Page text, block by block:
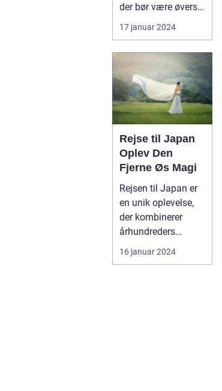
der bør være øverst
på listen for enhver
rejsende...
17 januar 2024
Rejse til Japan
Oplev Den
Fjerne Øs Magi
Rejsen til Japan er
en unik oplevelse,
der kombinerer
århundreders
traditioner med
moderne
16 januar 2024